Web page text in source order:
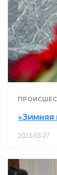
«Зимняя
2023-03-27